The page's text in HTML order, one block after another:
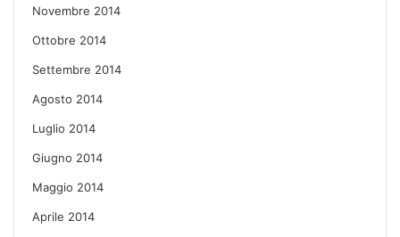
Novembre 2014
Ottobre 2014
Settembre 2014
Agosto 2014
Luglio 2014
Giugno 2014
Maggio 2014
Aprile 2014